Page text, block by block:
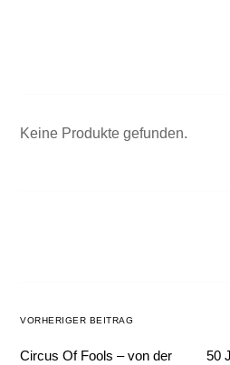
Keine Produkte gefunden.
VORHERIGER BEITRAG
Circus Of Fools – von der
50